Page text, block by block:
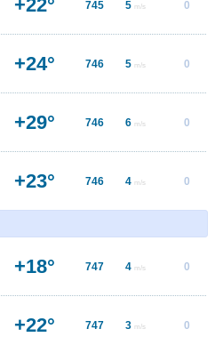
+22° 745 5 m/s 0
+24° 746 5 m/s 0
+29° 746 6 m/s 0
+23° 746 4 m/s 0
+18° 747 4 m/s 0
+22° 747 3 m/s 0